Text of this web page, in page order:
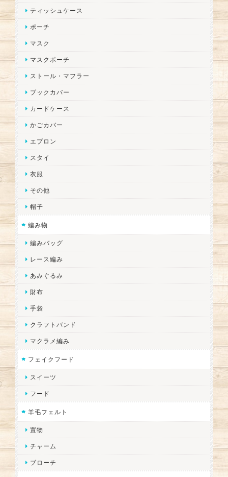
ティッシュケース
ポーチ
マスク
マスクポーチ
ストール・マフラー
ブックカバー
カードケース
かごカバー
エプロン
スタイ
衣服
その他
帽子
編み物
編みバッグ
レース編み
あみぐるみ
財布
手袋
クラフトバンド
マクラメ編み
フェイクフード
スイーツ
フード
羊毛フェルト
置物
チャーム
ブローチ